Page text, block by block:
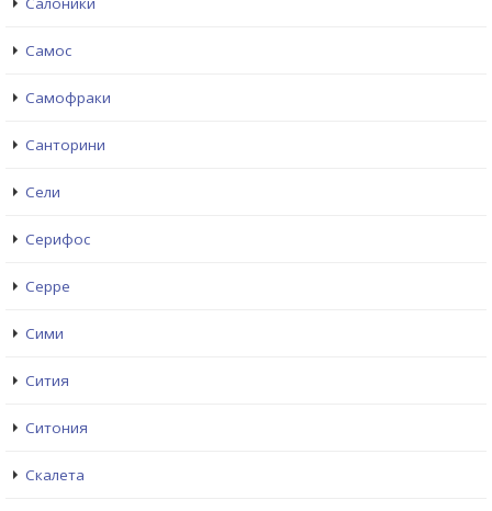
Самос
Самофраки
Санторини
Сели
Серифос
Серре
Сими
Сития
Ситония
Скалета